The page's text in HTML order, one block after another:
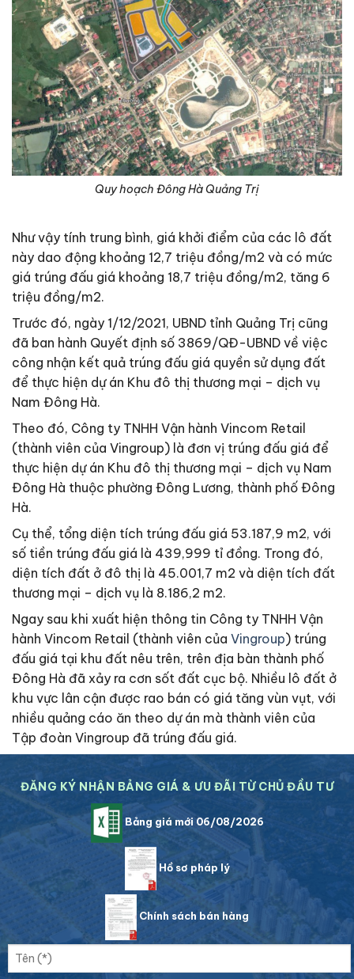
Quy hoạch Đông Hà Quảng Trị
Như vậy tính trung bình, giá khởi điểm của các lô đất
này dao động khoảng 12,7 triệu đồng/m2 và có mức
giá trúng đấu giá khoảng 18,7 triệu đồng/m2, tăng 6
triệu đồng/m2.
Trước đó, ngày 1/12/2021, UBND tỉnh Quảng Trị cũng
đã ban hành Quyết định số 3869/QĐ-UBND về việc
công nhận kết quả trúng đấu giá quyền sử dụng đất
để thực hiện dự án Khu đô thị thương mại – dịch vụ
Nam Đông Hà.
Theo đó, Công ty TNHH Vận hành Vincom Retail
(thành viên của Vingroup) là đơn vị trúng đấu giá để
thực hiện dự án Khu đô thị thương mại – dịch vụ Nam
Đông Hà thuộc phường Đông Lương, thành phố Đông
Hà.
Cụ thể, tổng diện tích trúng đấu giá 53.187,9 m2, với
số tiền trúng đấu giá là 439,999 tỉ đồng. Trong đó,
diện tích đất ở đô thị là 45.001,7 m2 và diện tích đất
thương mại – dịch vụ là 8.186,2 m2.
Ngay sau khi xuất hiện thông tin Công ty TNHH Vận
hành Vincom Retail (thành viên của Vingroup) trúng
đấu giá tại khu đất nêu trên, trên địa bàn thành phố
Đông Hà đã xảy ra cơn sốt đất cục bộ. Nhiều lô đất ở
khu vực lân cận được rao bán có giá tăng vùn vụt, với
nhiều quảng cáo ăn theo dự án mà thành viên của
Tập đoàn Vingroup đã trúng đấu giá.
ĐĂNG KÝ NHẬN BẢNG GIÁ & ƯU ĐÃI TỪ CHỦ ĐẦU TƯ
Bảng giá mới 06/08/2026
Hồ sơ pháp lý
Chính sách bán hàng